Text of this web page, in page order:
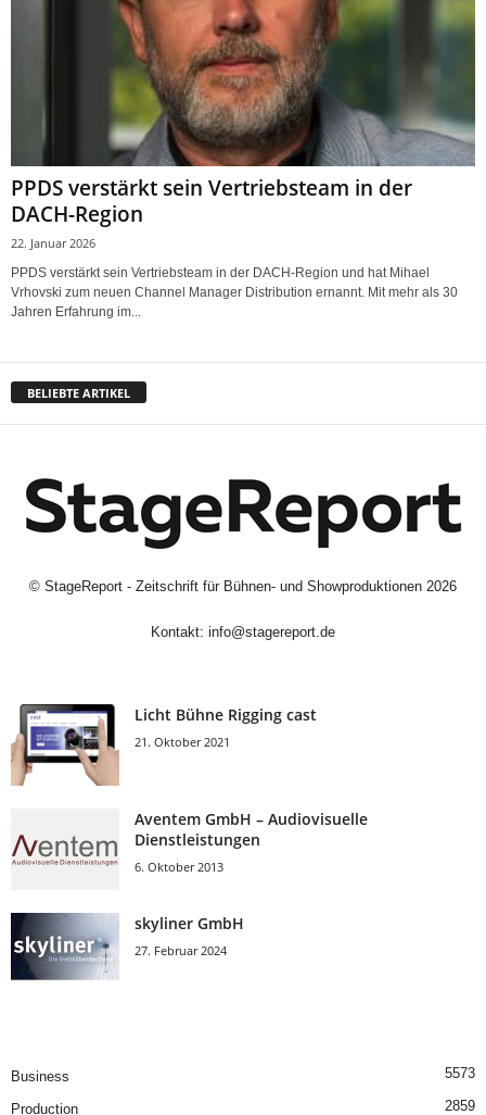
PPDS verstärkt sein Vertriebsteam in der
DACH-Region
22. Januar 2026
PPDS verstärkt sein Vertriebsteam in der DACH-Region und hat Mihael
Vrhovski zum neuen Channel Manager Distribution ernannt. Mit mehr als 30
Jahren Erfahrung im...
BELIEBTE ARTIKEL
© StageReport - Zeitschrift für Bühnen- und Showproduktionen 2026
Kontakt: info@stagereport.de
Licht Bühne Rigging cast
21. Oktober 2021
Aventem GmbH – Audiovisuelle
Dienstleistungen
6. Oktober 2013
skyliner GmbH
27. Februar 2024
Business 5573
Production 2859